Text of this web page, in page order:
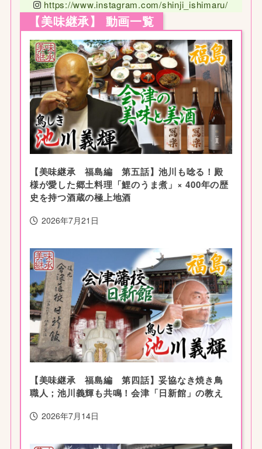
https://www.instagram.com/shinji_ishimaru/
【美味継承】 動画一覧
【美味継承 福島編 第五話】池川も唸る！殿
様が愛した郷土料理「鯉のうま煮」× 400年の歴
史を持つ酒蔵の極上地酒
2026年7月21日
【美味継承 福島編 第四話】妥協なき焼き鳥
職人；池川義輝も共鳴！会津「日新館」の教え
2026年7月14日